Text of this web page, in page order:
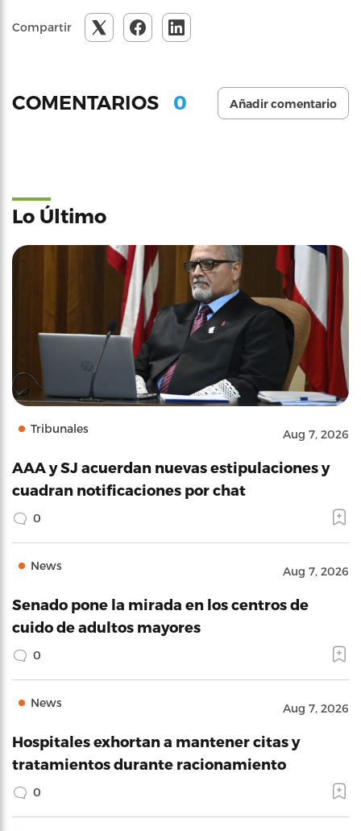
Compartir
COMENTARIOS 0 Añadir comentario
Lo Último
Tribunales Aug 7, 2026
AAA y SJ acuerdan nuevas estipulaciones y
cuadran notificaciones por chat
0
News Aug 7, 2026
Senado pone la mirada en los centros de
cuido de adultos mayores
0
News Aug 7, 2026
Hospitales exhortan a mantener citas y
tratamientos durante racionamiento
0